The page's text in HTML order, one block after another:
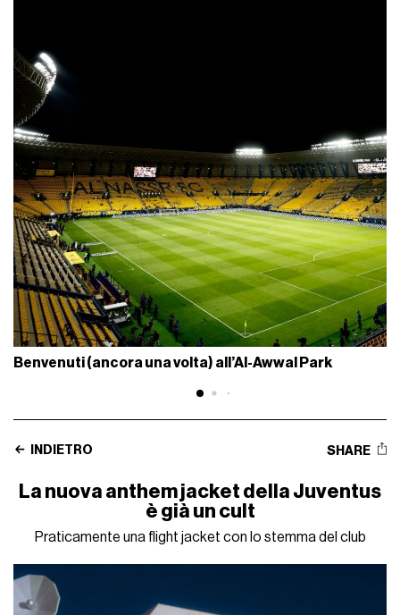
Benvenuti (ancora una volta) all’Al-Awwal Park
INDIETRO SHARE
La nuova anthem jacket della Juventus
è già un cult
Praticamente una flight jacket con lo stemma del club